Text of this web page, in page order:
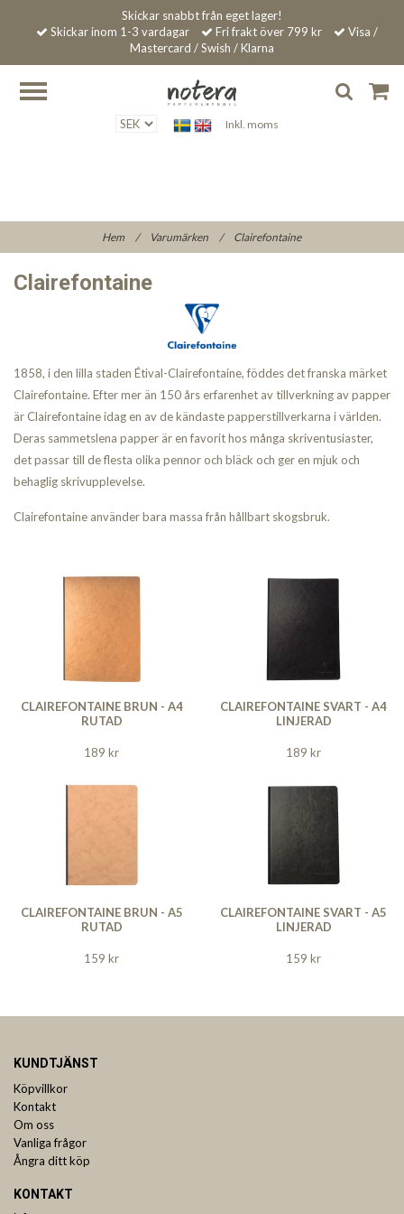
Skickar snabbt från eget lager!
Skickar inom 1-3 vardagar
Fri frakt över 799 kr
Visa /
Mastercard / Swish / Klarna
Inkl. moms
Hem / Varumärken / Clairefontaine
Clairefontaine
1858, i den lilla staden Étival-Clairefontaine, föddes det franska märket
Clairefontaine. Efter mer än 150 års erfarenhet av tillverkning av papper
är Clairefontaine idag en av de kändaste papperstillverkarna i världen.
Deras sammetslena papper är en favorit hos många skriventusiaster,
det passar till de flesta olika pennor och bläck och ger en mjuk och
behaglig skrivupplevelse.
Clairefontaine använder bara massa från hållbart skogsbruk.
CLAIREFONTAINE BRUN - A4
RUTAD
189 kr
CLAIREFONTAINE SVART - A4
LINJERAD
189 kr
CLAIREFONTAINE BRUN - A5
RUTAD
159 kr
CLAIREFONTAINE SVART - A5
LINJERAD
159 kr
KUNDTJÄNST
Köpvillkor
Kontakt
Om oss
Vanliga frågor
Ångra ditt köp
KONTAKT